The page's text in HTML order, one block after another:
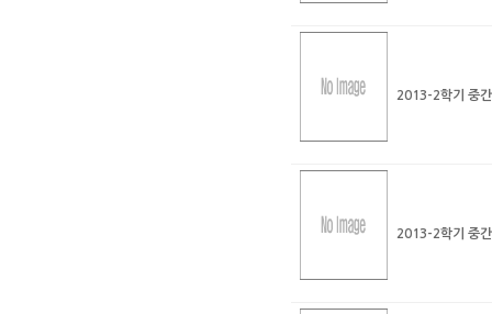
2013-2학기 중
2013-2학기 중